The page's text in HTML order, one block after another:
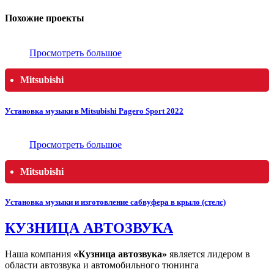
Похожие проекты
Просмотреть большое
Mitsubishi
Установка музыки в Mitsubishi Pagero Sport 2022
Просмотреть большое
Mitsubishi
Установка музыки и изготовление сабвуфера в крыло (стелс)
КУЗНИЦА АВТОЗВУКА
Наша компания «Кузница автозвука» является лидером в
области автозвука и автомобильного тюнинга